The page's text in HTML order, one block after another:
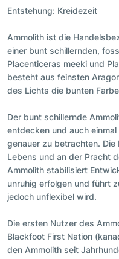
Entstehung: Kreidezeit
Ammolith ist die
einer bunt schillernden,
Placenticeras meeki und
besteht aus feinsten
des Lichts die bunten
Der bunt schillernde
entdecken und auch
genauer zu betrachten. Die
Lebens und an der Pracht
Ammolith stabilisiert
unruhig erfolgen und führt
jedoch unflexibel wird.
Die ersten Nutzer des
Blackfoot First Nation
den Ammolith seit